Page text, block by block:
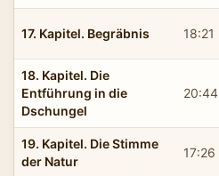
17. Kapitel. Begräbnis 18:21
18. Kapitel. Die
Entführung in die
Dschungel
20:44
19. Kapitel. Die Stimme
der Natur
17:26